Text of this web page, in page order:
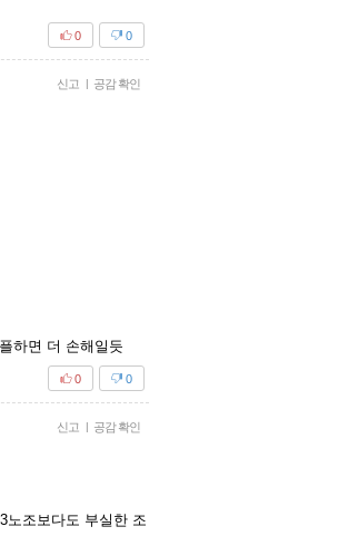
0
0
신고 | 공감 확인
하면 더 손해일듯
0
0
신고 | 공감 확인
노조보다도 부실한 조